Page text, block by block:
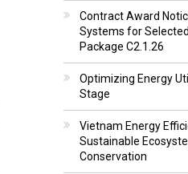
Contract Award
Systems for
Package C2.1.26
Optimizing Energy
Stage
Vietnam Energy
Sustainable
Conservation